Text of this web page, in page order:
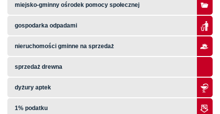
miejsko-gminny ośrodek pomocy społecznej
gospodarka odpadami
nieruchomości gminne na sprzedaż
sprzedaż drewna
dyżury aptek
1% podatku